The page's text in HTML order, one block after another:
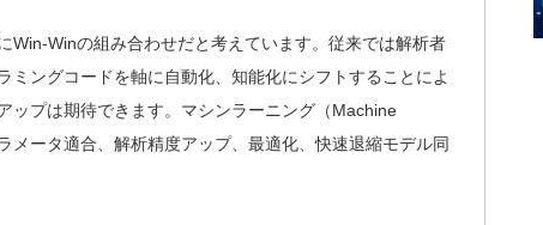
Win-Winの組み合わせだと考えています。従来では解析者
ングコードを軸に自動化、知能化にシフトすることによ
ップは期待できます。マシンラーニング（Machine
ータ適合、解析精度アップ、最適化、快速退縮モデル同